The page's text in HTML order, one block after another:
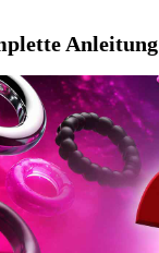
Anleitung